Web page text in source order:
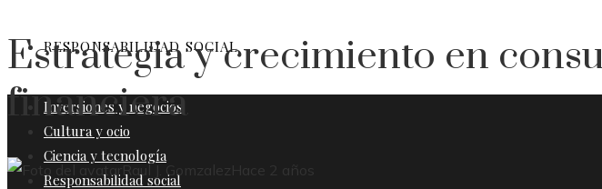
RESPONSABILIDAD SOCIAL
Inversiones y negocios
Cultura y ocio
Ciencia y tecnología
Responsabilidad social
Estrategia y crecimiento en
financiera
Raul J. Gomzalez Hace 2 años